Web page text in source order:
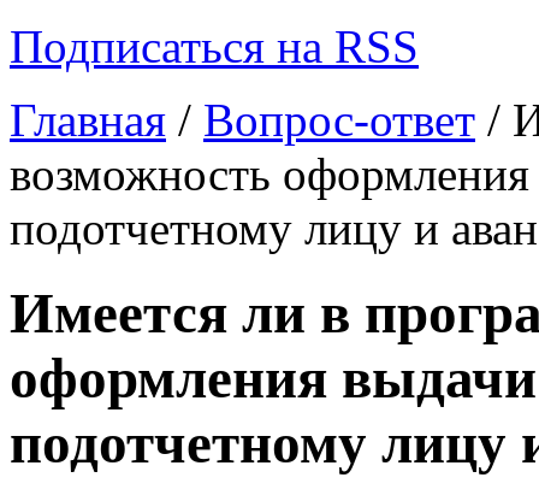
Подписаться на RSS
Главная / Вопрос-ответ /
возможность
подотчетному лицу и
Имеется ли в
оформления
подотчетному лицу